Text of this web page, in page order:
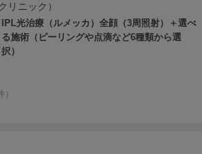
リニック）
IPL光治療（ルメッカ）全顔（3周照射）＋選べ
る施術（ピーリングや点滴など6種類から選
択）
）